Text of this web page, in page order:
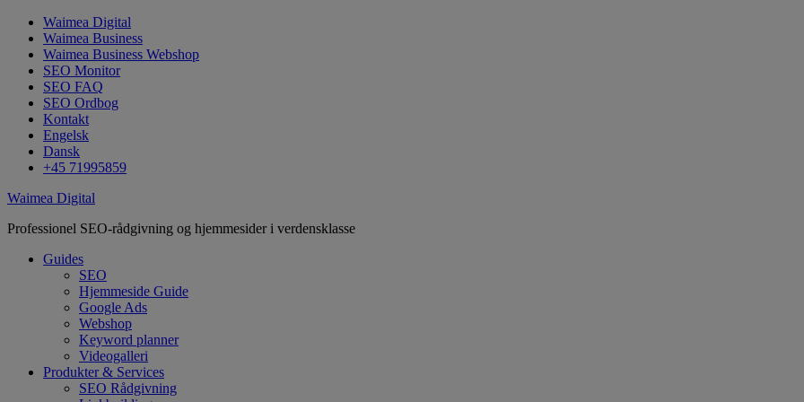
Waimea Digital
Waimea Business
Waimea Business Webshop
SEO Monitor
SEO FAQ
SEO Ordbog
Kontakt
Engelsk
Dansk
+45 71995859
Waimea Digital
Professionel SEO-rådgivning og hjemmesider i verdensklasse
Guides
SEO
Hjemmeside Guide
Google Ads
Webshop
Keyword planner
Videogalleri
Produkter & Services
SEO Rådgivning